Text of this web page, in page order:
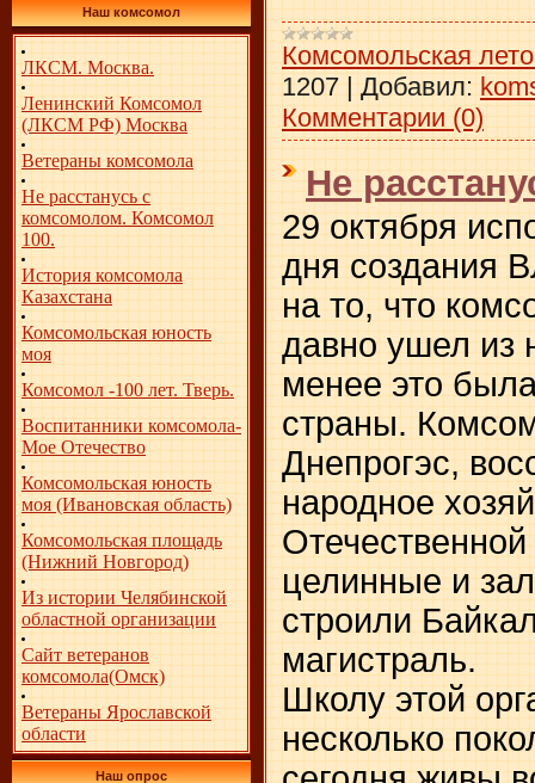
Наш комсомол
ЛКСМ. Москва.
Ленинский Комсомол
(ЛКСМ РФ) Москва
Ветераны комсомола
Не расстанусь с
комсомолом. Комсомол
100.
История комсомола
Казахстана
Комсомольская юность
моя
Комсомол -100 лет. Тверь.
Воспитанники комсомола-
Мое Отечество
Комсомольская юность
моя (Ивановская область)
Комсомольская площадь
(Нижний Новгород)
Из истории Челябинской
областной организации
Сайт ветеранов
комсомола(Омск)
Ветераны Ярославской
области
Наш опрос
Комсомольская
1207 | Добавил:
Комментарии (0)
Не
29 октября
дня создания
на то, что
давно ушел из
менее это
страны.
Днепрогэс,
народное
целинные и
строили
магистраль.
Школу этой
несколько